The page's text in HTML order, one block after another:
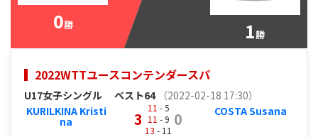
0勝 1勝
2022WTTユースコンテンダースパ
U17女子シングル ベスト64
（2022-02-18 17:30）
KURILKINA Kristi
na 3
11 - 5
11 - 9
13 - 11
0 COSTA Susana